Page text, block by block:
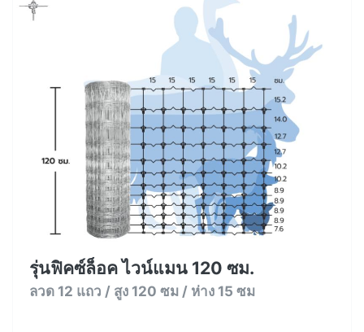
รุ่นฟิคซ์ล็อค ไวน์แมน 120 ซม.
ลวด 12 แถว / สูง 120 ซม / ห่าง 15 ซม